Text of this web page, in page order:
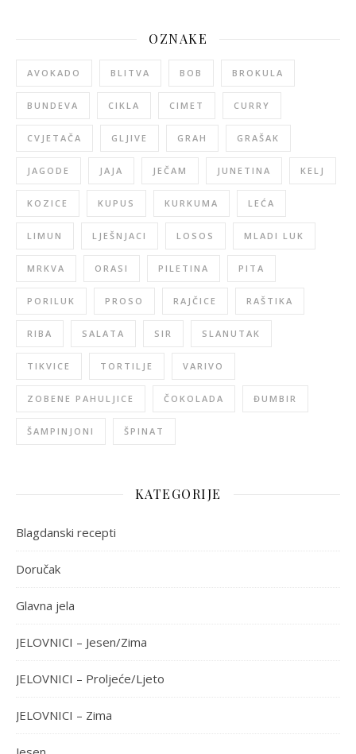
OZNAKE
AVOKADO BLITVA BOB BROKULA
BUNDEVA CIKLA CIMET CURRY
CVJETAČA GLJIVE GRAH GRAŠAK
JAGODE JAJA JEČAM JUNETINA KELJ
KOZICE KUPUS KURKUMA LEĆA
LIMUN LJEŠNJACI LOSOS MLADI LUK
MRKVA ORASI PILETINA PITA
PORILUK PROSO RAJČICE RAŠTIKA
RIBA SALATA SIR SLANUTAK
TIKVICE TORTILJE VARIVO
ZOBENE PAHULJICE ČOKOLADA ĐUMBIR
ŠAMPINJONI ŠPINAT
KATEGORIJE
Blagdanski recepti
Doručak
Glavna jela
JELOVNICI – Jesen/Zima
JELOVNICI – Proljeće/Ljeto
JELOVNICI – Zima